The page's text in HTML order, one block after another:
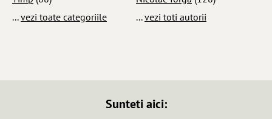
...vezi toate categoriile
...vezi toti autorii
Sunteti aici: